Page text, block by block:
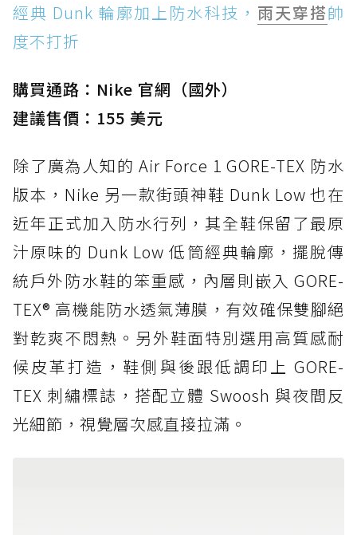
經典 Dunk 輪廓加上防水科技， 雨天穿搭帥
度不打折
購買通路：Nike 官網（國外）
建議售價：155 美元
除了廣為人知的 Air Force 1 GORE-TEX 防水
版本，Nike 另一款街頭神鞋 Dunk Low 也在
近年正式加入防水行列，其全鞋保留了最原
汁原味的 Dunk Low 低筒經典輪廓，擺脫傳
統戶外防水鞋的笨重感，內層則嵌入 GORE-
TEX® 高機能防水透氣薄膜，有效確保雙腳絕
對乾爽不悶熱。另外鞋面特別選用高質感耐
候皮革打造，鞋側與後跟低調印上 GORE-
TEX 刺繡標誌，搭配立體 Swoosh 與夜間反
光細節，視覺層次感直接拉滿。